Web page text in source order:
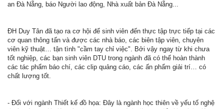
an Đà Nẵng, báo Người lao động, Nhà xuất bản Đà Nẵng...
ĐH Duy Tân đã tạo ra cơ hội để sinh viên đến thực tập trực tiếp tại các
cơ quan thông tấn và được các nhà báo, các biên tập viên, chuyên
viên kỹ thuật… tận tình "cầm tay chỉ việc". Bởi vậy ngay từ khi chưa
tốt nghiệp, các bạn sinh viên DTU trong ngành đã có thể hoàn thành
các tác phẩm báo chí, các clip quảng cáo, các ấn phẩm giải trí… có
chất lượng tốt.
- Đối với ngành Thiết kế đồ họa: Đây là ngành học thiên về yếu tố nghệ